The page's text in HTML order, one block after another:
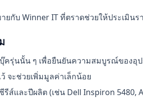
กับ Winner IT ที่ตราดช่วยให้ประเมิน
ครุ่นนั้น ๆ เพื่อยืนยันความสมบูรณ์ของอุ
จะช่วยเพิ่มมูลค่าเล็กน้อย
ส์และปีผลิต (เช่น Dell Inspiron 5480,